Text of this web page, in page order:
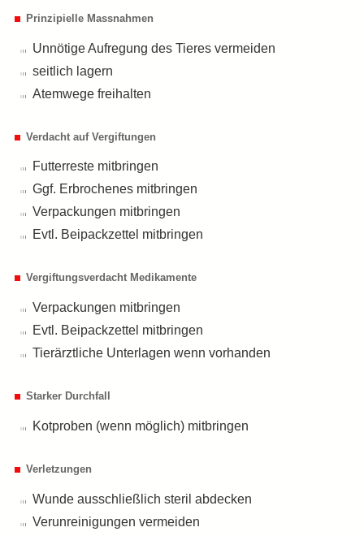
Prinzipielle Massnahmen
Unnötige Aufregung des Tieres vermeiden
seitlich lagern
Atemwege freihalten
Verdacht auf Vergiftungen
Futterreste mitbringen
Ggf. Erbrochenes mitbringen
Verpackungen mitbringen
Evtl. Beipackzettel mitbringen
Vergiftungsverdacht Medikamente
Verpackungen mitbringen
Evtl. Beipackzettel mitbringen
Tierärztliche Unterlagen wenn vorhanden
Starker Durchfall
Kotproben (wenn möglich) mitbringen
Verletzungen
Wunde ausschließlich steril abdecken
Verunreinigungen vermeiden